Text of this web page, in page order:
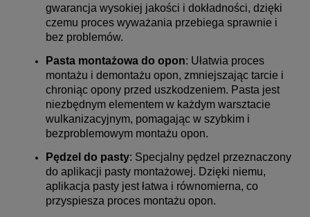
gwarancja wysokiej jakości i dokładności, dzięki
czemu proces wyważania przebiega sprawnie i
bez problemów.
Pasta montażowa do opon: Ułatwia proces
montażu i demontażu opon, zmniejszając tarcie i
chroniąc opony przed uszkodzeniem. Pasta jest
niezbędnym elementem w każdym warsztacie
wulkanizacyjnym, pomagając w szybkim i
bezproblemowym montażu opon.
Pędzel do pasty: Specjalny pędzel przeznaczony
do aplikacji pasty montażowej. Dzięki niemu,
aplikacja pasty jest łatwa i równomierna, co
przyspiesza proces montażu opon.